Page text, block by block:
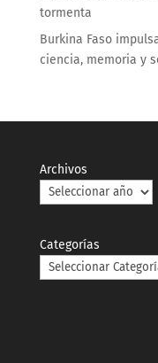
tormenta
Burkina Faso
ciencia, memoria y
Archivos
Categorías